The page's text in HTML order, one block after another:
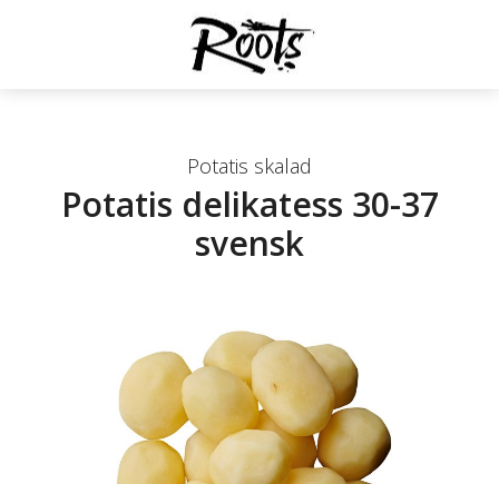
Potatis skalad
Potatis delikatess 30-37
svensk